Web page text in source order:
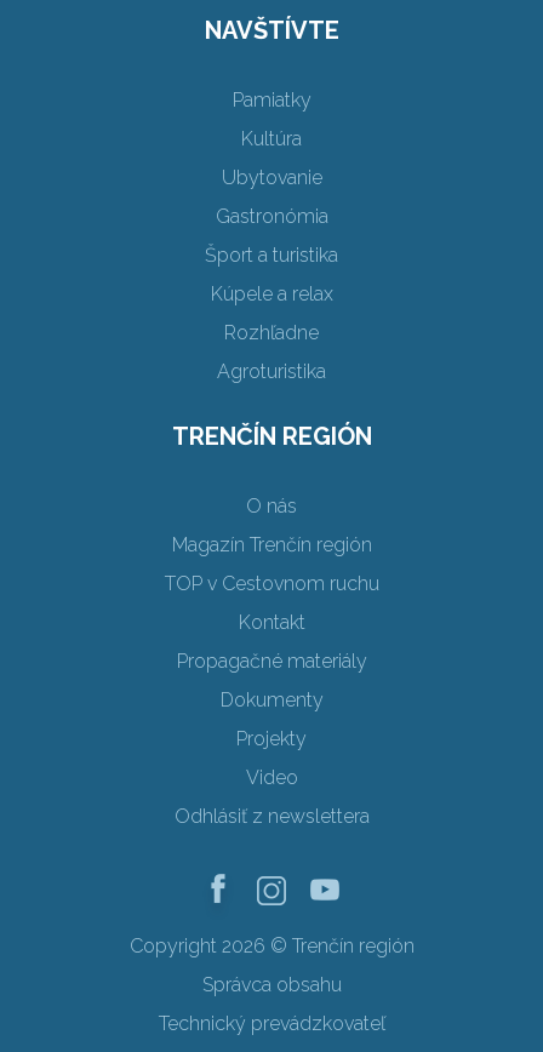
NAVŠTÍVTE
Pamiatky
Kultúra
Ubytovanie
Gastronómia
Šport a turistika
Kúpele a relax
Rozhľadne
Agroturistika
TRENČÍN REGIÓN
O nás
Magazín Trenčín región
TOP v Cestovnom ruchu
Kontakt
Propagačné materiály
Dokumenty
Projekty
Video
Odhlásiť z newslettera
Copyright 2026 © Trenčín región
Správca obsahu
Technický prevádzkovateľ